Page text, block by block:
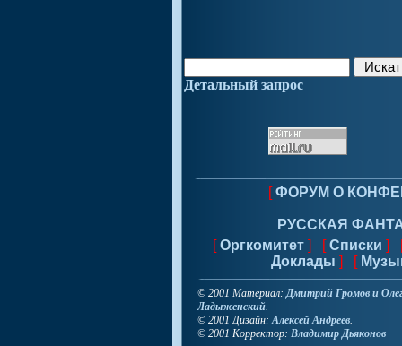
Детальный запрос
[ФОРУМ О
РУССКАЯ
[Оргкомитет] [Списки ]
Доклады ] [
© 2001 Материал:Дмитрий Громов и Олег
Ладыженский.
© 2001 Дизайн:Алексей Андреев.
© 2001 Корректор: Владимир Дьяконов